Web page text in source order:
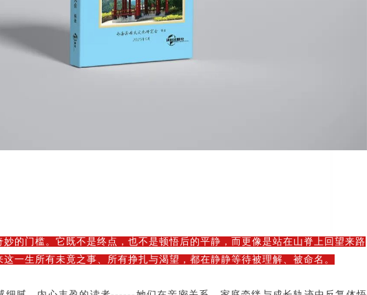
的门槛。它既不是终点，也不是顿悟后的平静，而更像是站在山脊上回望来路
这一生所有未竟之事、所有挣扎与渴望，都在静静等待被理解、被命名 。